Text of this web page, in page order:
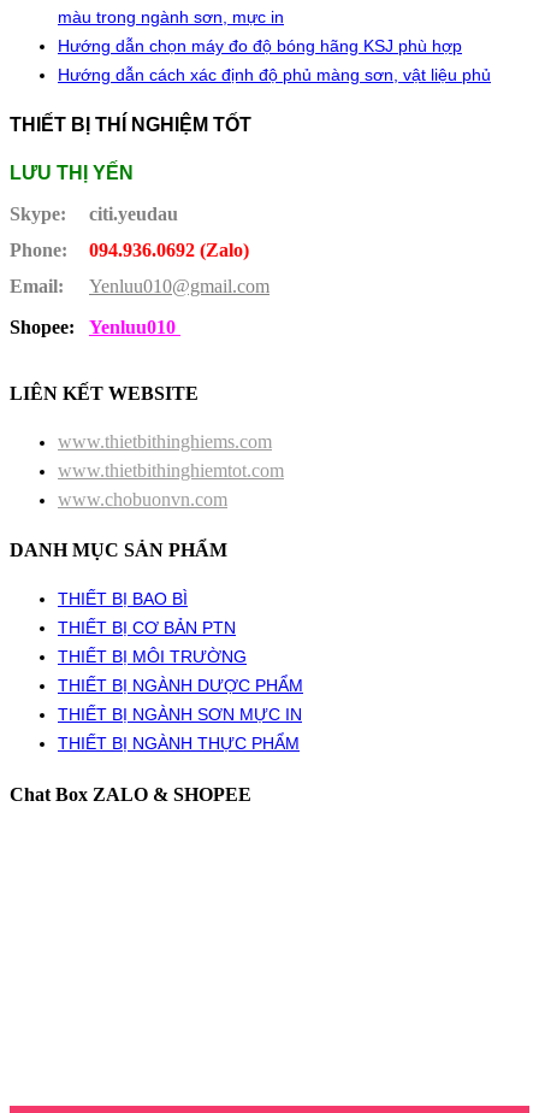
màu trong ngành sơn, mực in
Hướng dẫn chọn máy đo độ bóng hãng KSJ phù hợp
Hướng dẫn cách xác định độ phủ màng sơn, vật liệu phủ
THIẾT BỊ THÍ NGHIỆM TỐT
LƯU THỊ YẾN
Skype:
citi.yeudau
Phone:
094.936.0692 (Zalo)
Email:
Yenluu010@gmail.com
Shopee:
Yenluu010
LIÊN KẾT WEBSITE
www.thietbithinghiems.com
www.thietbithinghiemtot.com
www.chobuonvn.com
DANH MỤC SẢN PHẨM
THIẾT BỊ BAO BÌ
THIẾT BỊ CƠ BẢN PTN
THIẾT BỊ MÔI TRƯỜNG
THIẾT BỊ NGÀNH DƯỢC PHẨM
THIẾT BỊ NGÀNH SƠN MỰC IN
THIẾT BỊ NGÀNH THỰC PHẨM
Chat Box ZALO & SHOPEE